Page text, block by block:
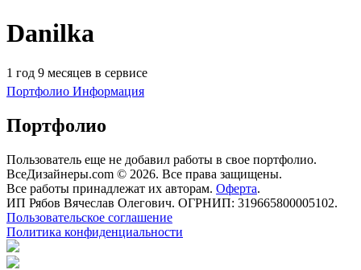
Danilka
1 год 9 месяцев в сервисе
Портфолио Информация
Портфолио
Пользователь еще не добавил работы в свое портфолио.
ВсеДизайнеры.com © 2026. Все права защищены.
Все работы принадлежат их авторам. Оферта.
ИП Рябов Вячеслав Олегович. ОГРНИП: 319665800005102.
Пользовательское соглашение
Политика конфиденциальности